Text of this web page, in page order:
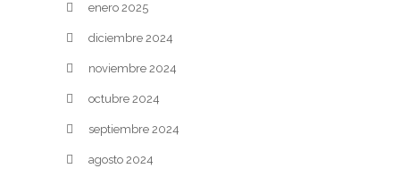
enero 2025
diciembre 2024
noviembre 2024
octubre 2024
septiembre 2024
agosto 2024